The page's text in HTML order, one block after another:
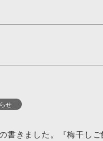
せ
書きました。『梅干しご